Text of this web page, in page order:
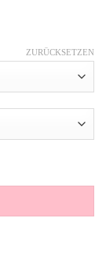
ZURÜCKSETZEN